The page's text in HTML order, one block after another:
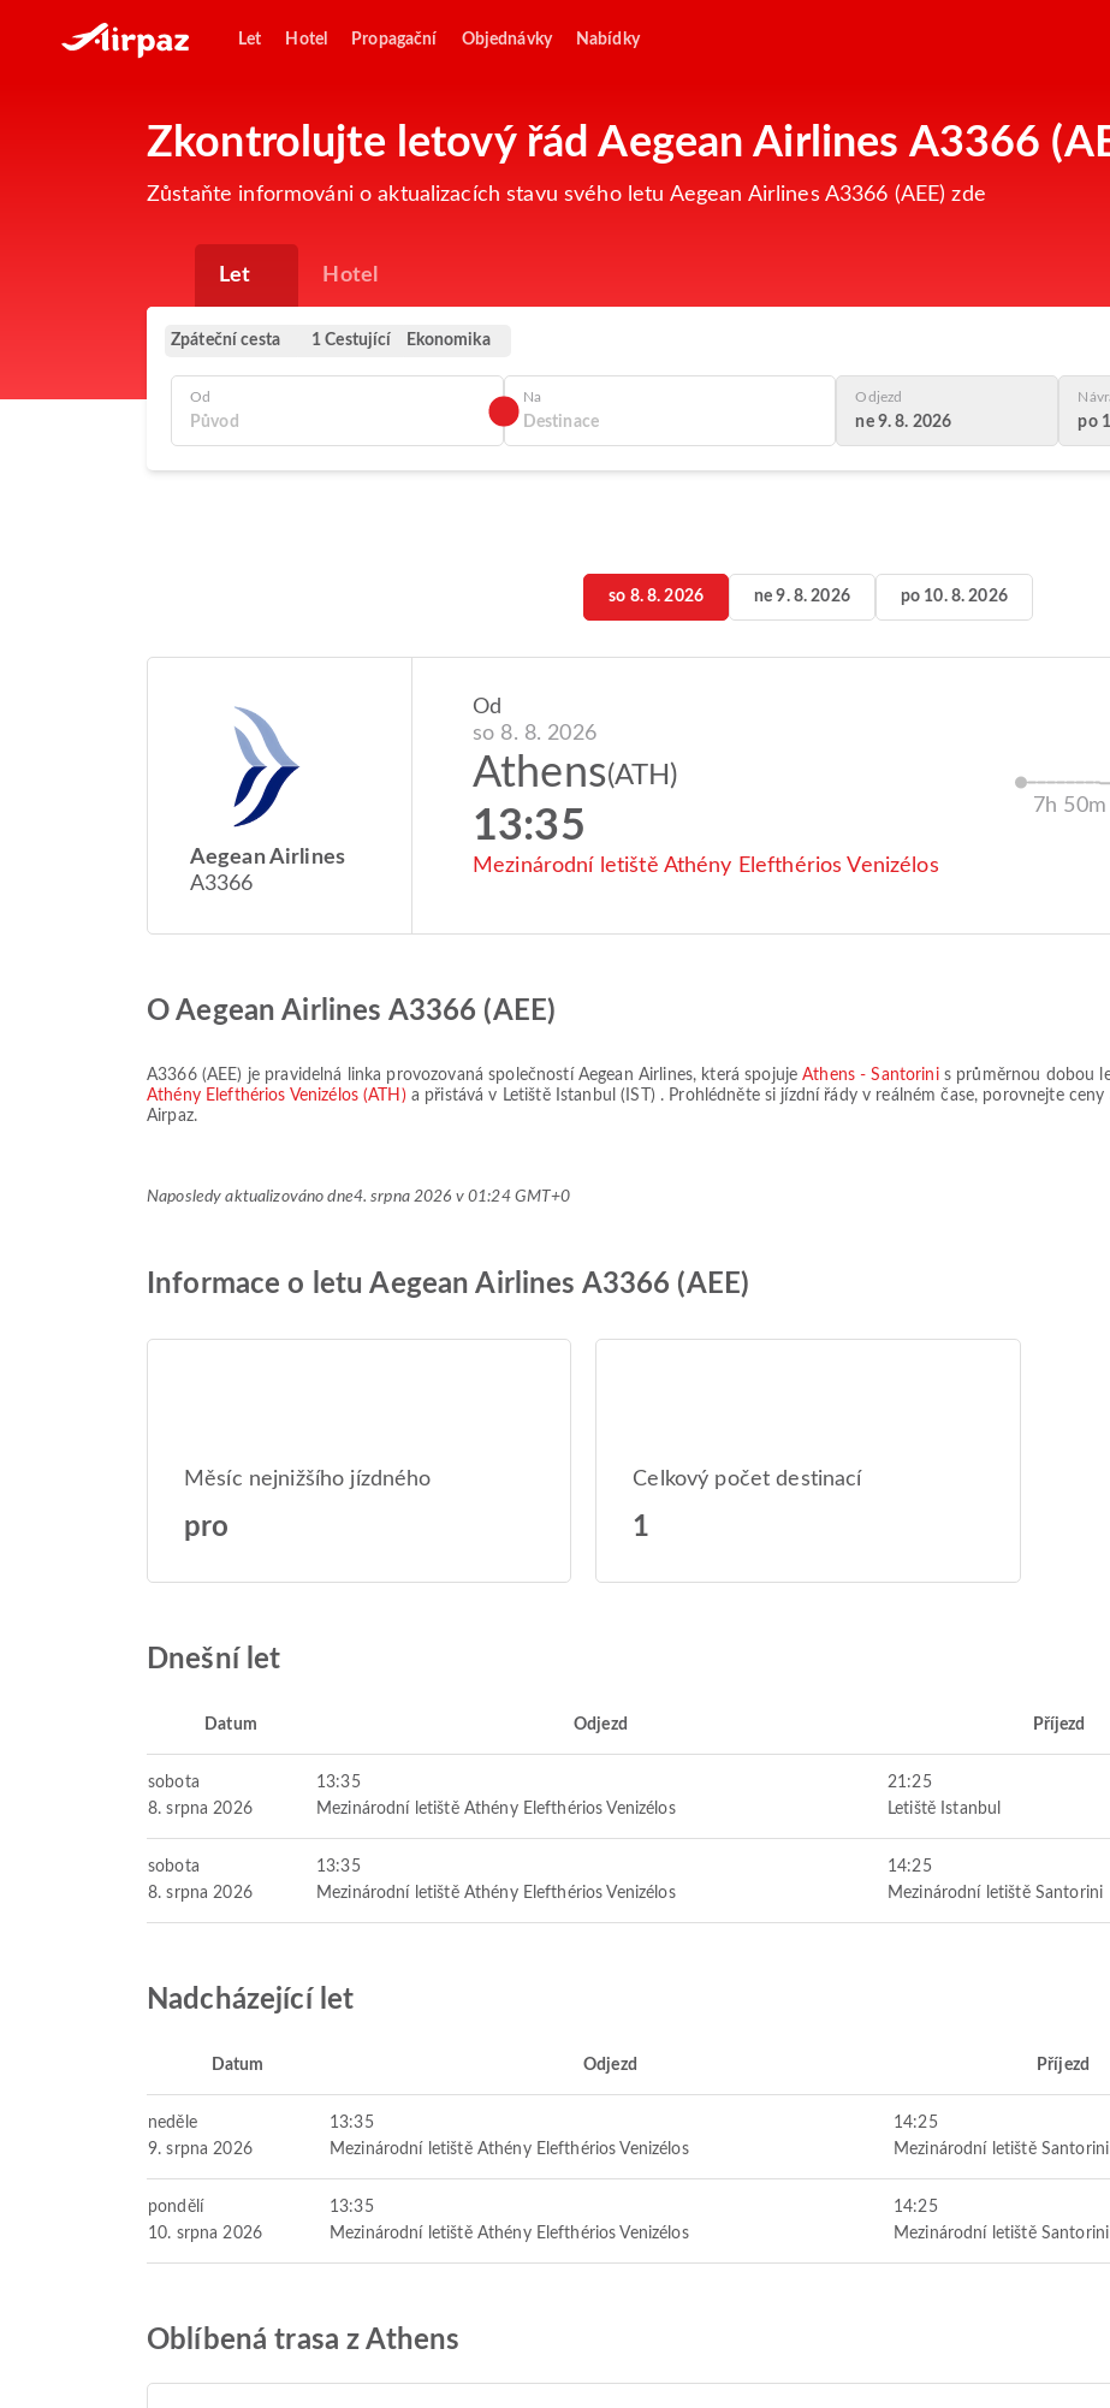
Let Hotel Propagační Objednávky Nabídky
Zkontrolujte letový řád Aegean Airlines A3366
Zůstaňte informováni o aktualizacích stavu svého letu Aegean Airlines A3366 (AEE) zde
Let Hotel
Zpáteční cesta 1 Cestující Ekonomika
Od Na Odjezd
ne 9. 8. 2026 po
so 8. 8. 2026 ne 9. 8. 2026 po 10. 8. 2026
Aegean Airlines
A3366
Od
so 8. 8. 2026
Athens(ATH)
13:35
Mezinárodní letiště Athény Elefthérios Venizélos
7h 50m
O Aegean Airlines A3366 (AEE)
A3366(AEE) je pravidelná linka provozovaná společností Aegean Airlines, která spojujeAthens - Santorinis průměrnou dobou
Athény Elefthérios Venizélos (ATH) a přistává v Letiště Istanbul (IST) . Prohlédněte si jízdní řády v reálném čase, porovnejte
Airpaz.
Naposledy aktualizováno dne4. srpna 2026 v 01:24 GMT+0
Informace o letu Aegean Airlines A3366 (AEE)
Měsíc nejnižšího jízdného
pro
Celkový počet destinací
1
Dnešní let
Datum Odjezd Příjezd
sobota
8. srpna 2026
13:35
Mezinárodní letiště Athény Elefthérios Venizélos
21:25
Letiště Istanbul
sobota
8. srpna 2026
13:35
Mezinárodní letiště Athény Elefthérios Venizélos
14:25
Mezinárodní letiště Santorini
Nadcházející let
Datum Odjezd Příjezd
neděle
9. srpna 2026
13:35
Mezinárodní letiště Athény Elefthérios Venizélos
14:25
Mezinárodní letiště Santorini
pondělí
10. srpna 2026
13:35
Mezinárodní letiště Athény Elefthérios Venizélos
14:25
Mezinárodní letiště Santorini
Oblíbená trasa z Athens